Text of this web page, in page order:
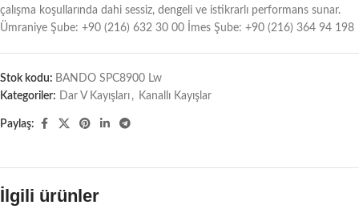
çalışma koşullarında dahi sessiz, dengeli ve istikrarlı performans sunar.
Ümraniye Şube: +90 (216) 632 30 00 İmes Şube: +90 (216) 364 94 198
Stok kodu: BANDO SPC8900 Lw
Kategoriler:
Dar V Kayışları , Kanallı Kayışlar
Paylaş:
İlgili ürünler